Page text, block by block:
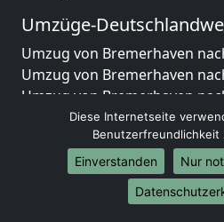
Umzüge-
Umzug von Bremerhaven
Umzug von Bremerhaven
Umzug von Bremerhaven
Umzug von Bremerhaven
Umzug von Bremerhaven
Umzug von Bremerhaven
Umzug von Bremerhaven
Umzug von Bremerhaven
Diese Internetseite
Benutzerfreundlichkeit
Einverstanden
Nur